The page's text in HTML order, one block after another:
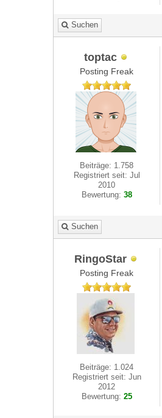
Suchen
toptac
Posting Freak
Beiträge: 1.758
Registriert seit: Jul
2010
Bewertung: 38
Suchen
RingoStar
Posting Freak
Beiträge: 1.024
Registriert seit: Jun
2012
Bewertung: 25